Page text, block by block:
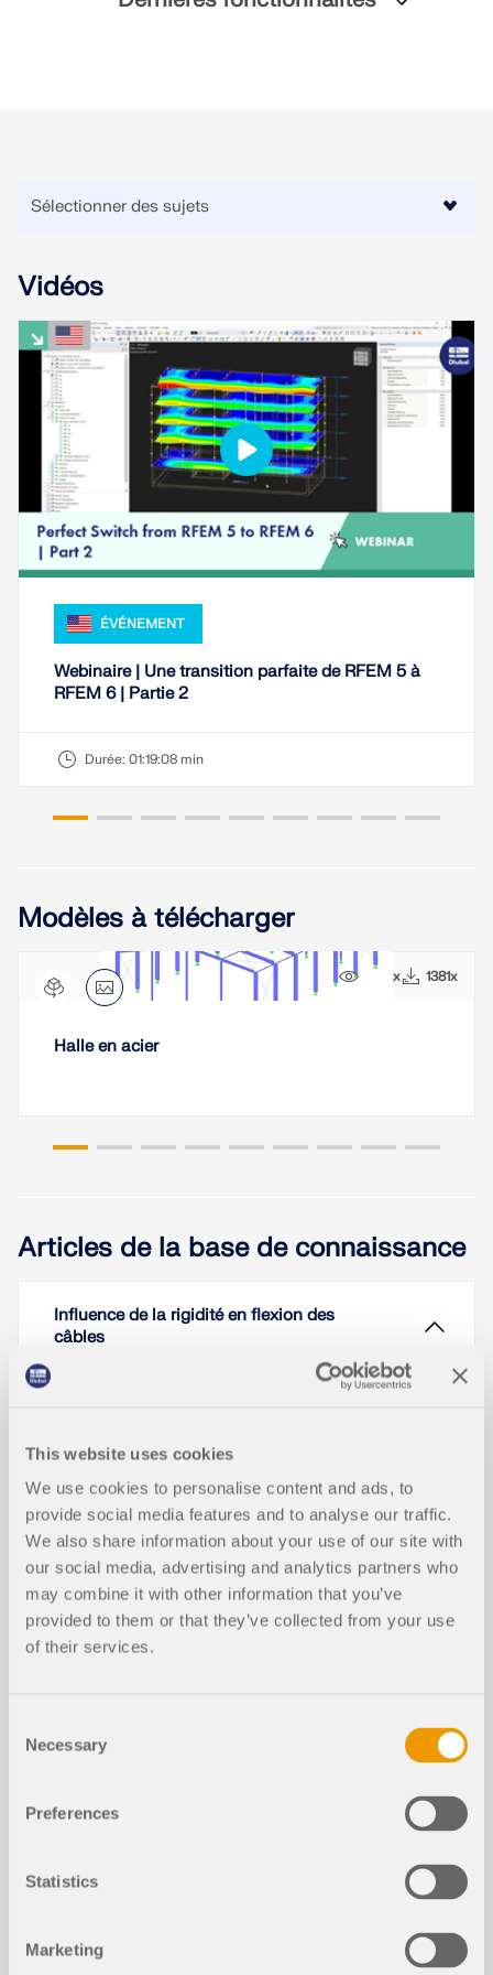
This website uses cookies
We use cookies to personalise content and ads, to
provide social media features and to analyse our traffic.
We also share information about your use of our site with
our social media, advertising and analytics partners who
may combine it with other information that you’ve
provided to them or that they’ve collected from your use
of their services.
Selection
Necessary
Preferences
Statistics
Marketing
sismiques.
Versions précédentes
Vidéos
ÉVÉNEMENT
Webinaire | Une transition parfaite de RFEM 5 à
RFEM 6 | Partie 2
Durée: 01:19:08 min
Modèles à télécharger
9471x 1381x
Halle en acier
Articles de la base de connaissance
Influence de la rigidité en flexion des
câbles
internes. Cet article donne également des conseils
pour réduire cette influence.
Comprendre les directives de stabilit
e l’annexe O.2 en ingénierie des struc
tures